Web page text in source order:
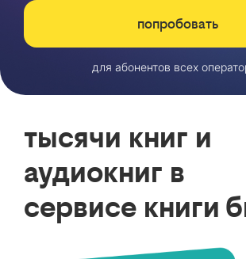
попробовать
для абонентов всех
тысячи книг и
аудиокниг в
сервисе книги